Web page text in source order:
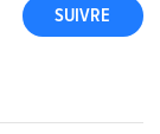
SUIVRE